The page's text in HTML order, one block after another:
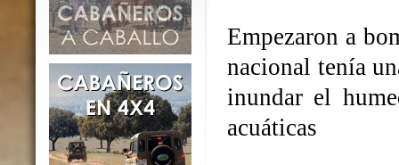
Empezaron a
nacional tenía
inundar el
acuáticas